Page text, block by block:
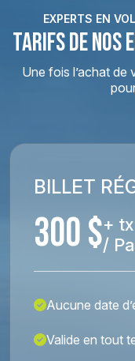
EXPERTS EN
TARIFS DE NOS
Une fois l’achat
BILLET
300 $+ tx
/
Aucune date
Valide en tout